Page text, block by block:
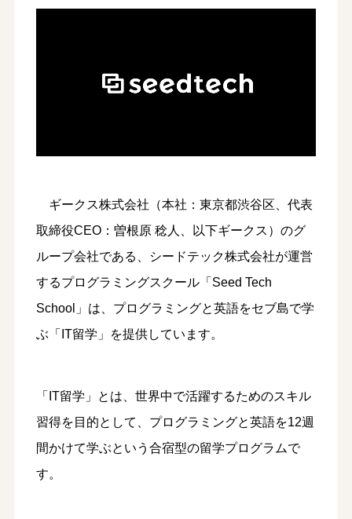
ギークス株式会社（本社：東京都渋谷区、代表
取締役CEO：曽根原 稔人、以下ギークス）のグ
ループ会社である、シードテック株式会社が運営
するプログラミングスクール「Seed Tech
School」は、プログラミングと英語をセブ島で学
ぶ「IT留学」を提供しています。
「IT留学」とは、世界中で活躍するためのスキル
習得を目的として、プログラミングと英語を12週
間かけて学ぶという合宿型の留学プログラムで
す。